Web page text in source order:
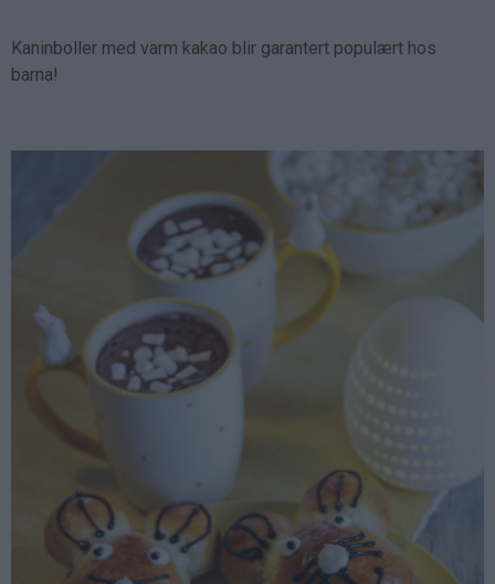
Kaninboller med varm kakao blir garantert populært hos
barna!